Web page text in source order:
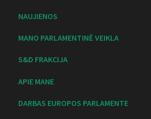
NAUJIENOS
MANO PARLAMENTINĖ VEIKLA
S&D FRAKCIJA
APIE MANE
DARBAS EUROPOS PARLAMENTE